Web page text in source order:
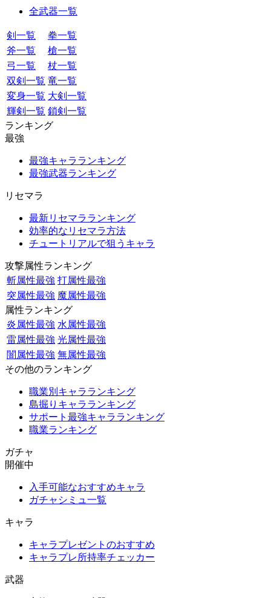
全武器一覧
剣一覧
拳一覧
斧一覧
槍一覧
弓一覧
杖一覧
双剣一覧 竜一覧
変身一覧 大剣一覧
輝剣一覧 鎖剣一覧
ランキング
最強
最強キャラランキング
最強武器ランキング
リセマラ
最新リセマラランキング
効率的なリセマラ方法
チュートリアルで狙うキャラ
攻撃属性ランキング
斬属性最強 打属性最強
突属性最強 魔属性最強
属性ランキング
炎属性最強 水属性最強
雷属性最強 光属性最強
闇属性最強 無属性最強
その他のランキング
職業別キャラランキング
島掘りキャラランキング
サポート最強キャラランキング
職業ランキング
ガチャ
開催中
入手可能なおすすめキャラ
ガチャシミュ一覧
キャラ
キャラプレゼントのおすすめ
キャラプレ所持率チェッカー
武器